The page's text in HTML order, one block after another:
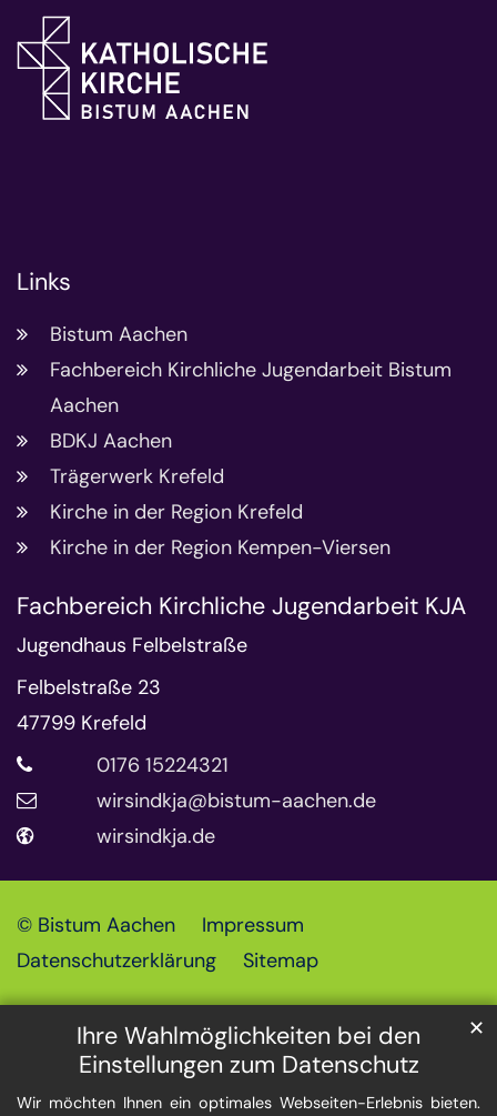
Ihre Wahlmöglichkeiten bei den
Einstellungen zum Datenschutz
Wir möchten Ihnen ein optimales Webseiten-Erlebnis bieten.
✕
Links
Bistum Aachen
Fachbereich Kirchliche Jugendarbeit Bistum
Aachen
BDKJ Aachen
Trägerwerk Krefeld
Kirche in der Region Krefeld
Kirche in der Region Kempen-Viersen
Fachbereich Kirchliche Jugendarbeit KJA
Jugendhaus Felbelstraße
Felbelstraße 23
47799 Krefeld
0176 15224321
wirsindkja@bistum-aachen.de
wirsindkja.de
© Bistum Aachen
Impressum
Datenschutzerklärung
Sitemap